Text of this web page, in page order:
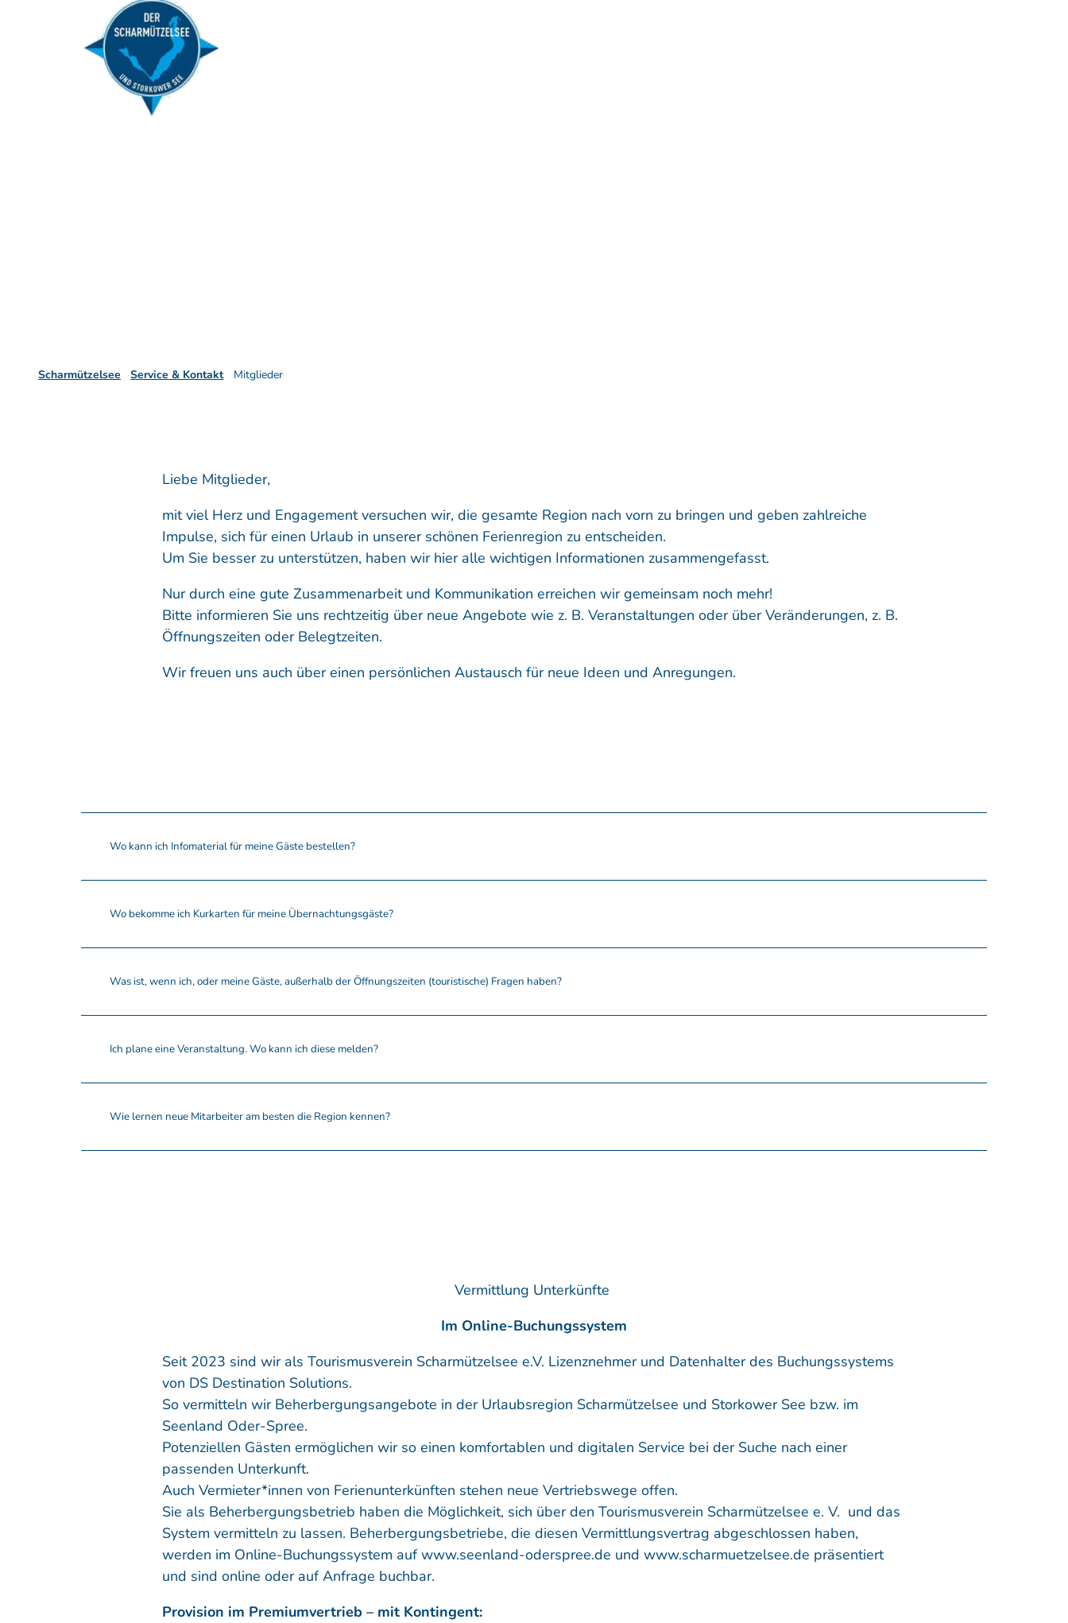
Scharmützelsee Service & Kontakt Mitglieder
Liebe Mitglieder,
mit viel Herz und Engagement versuchen wir, die gesamte Region nach vorn zu bringen und geben zahlreiche
Impulse, sich für einen Urlaub in unserer schönen Ferienregion zu entscheiden.
Um Sie besser zu unterstützen, haben wir hier alle wichtigen Informationen zusammengefasst.
Nur durch eine gute Zusammenarbeit und Kommunikation erreichen wir gemeinsam noch mehr!
Bitte informieren Sie uns rechtzeitig über neue Angebote wie z. B. Veranstaltungen oder über Veränderungen, z. B.
Öffnungszeiten oder Belegtzeiten.
Wir freuen uns auch über einen persönlichen Austausch für neue Ideen und Anregungen.
Wo kann ich Infomaterial für meine Gäste bestellen?
Wo bekomme ich Kurkarten für meine Übernachtungsgäste?
Was ist, wenn ich, oder meine Gäste, außerhalb der Öffnungszeiten (touristische) Fragen haben?
Ich plane eine Veranstaltung. Wo kann ich diese melden?
Wie lernen neue Mitarbeiter am besten die Region kennen?
Vermittlung Unterkünfte
Im Online-Buchungssystem
Seit 2023 sind wir als Tourismusverein Scharmützelsee e.V. Lizenznehmer und Datenhalter des Buchungssystems
von DS Destination Solutions.
So vermitteln wir Beherbergungsangebote in der Urlaubsregion Scharmützelsee und Storkower See bzw. im
Seenland Oder-Spree.
Potenziellen Gästen ermöglichen wir so einen komfortablen und digitalen Service bei der Suche nach einer
passenden Unterkunft.
Auch Vermieter*innen von Ferienunterkünften stehen neue Vertriebswege offen.
Sie als Beherbergungsbetrieb haben die Möglichkeit, sich über den Tourismusverein Scharmützelsee e. V. und das
System vermitteln zu lassen. Beherbergungsbetriebe, die diesen Vermittlungsvertrag abgeschlossen haben,
werden im Online-Buchungssystem auf www.seenland-oderspree.de und www.scharmuetzelsee.de präsentiert
und sind online oder auf Anfrage buchbar.
Provision im Premiumvertrieb – mit Kontingent: